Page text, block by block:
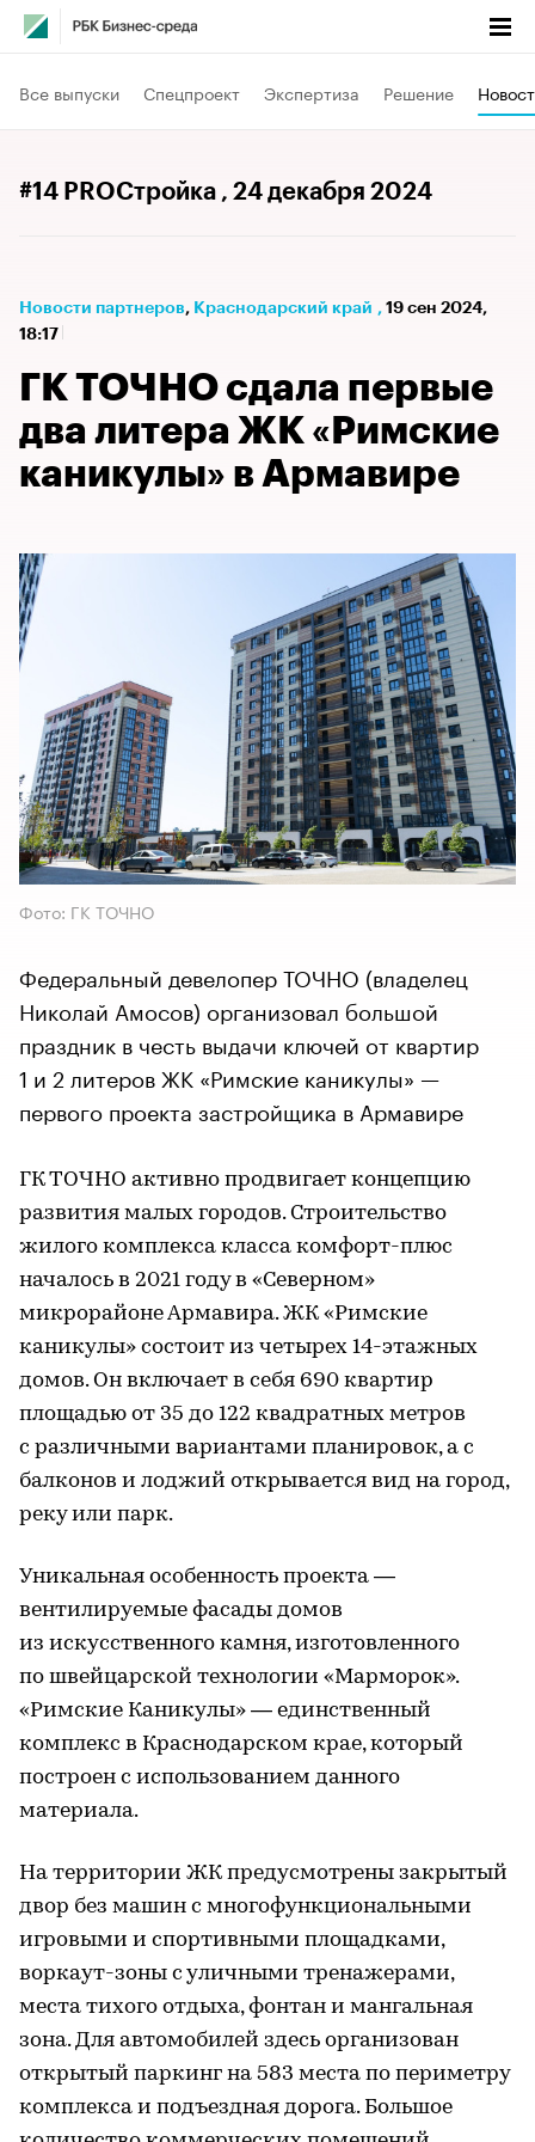
Все выпуски Спецпроект Экспертиза Решение
#14 PROСтройка , 24 декабря 2024
Новости партнеров⁠, Краснодарский край , 19 сен 2024,
18:17
ГК ТОЧНО сдала первые
два литера ЖК «Римские
каникулы» в Армавире
Фото: ГК ТОЧНО
Федеральный девелопер ТОЧНО (владелец
Николай Амосов) организовал большой
праздник в честь выдачи ключей от квартир
1 и 2 литеров ЖК «Римские каникулы» —
первого проекта застройщика в Армавире
ГК ТОЧНО активно продвигает концепцию
развития малых городов. Строительство
жилого комплекса класса комфорт-плюс
началось в 2021 году в «Северном»
микрорайоне Армавира. ЖК «Римские
каникулы» состоит из четырех 14-этажных
домов. Он включает в себя 690 квартир
площадью от 35 до 122 квадратных метров
с различными вариантами планировок, а с
балконов и лоджий открывается вид на город,
реку или парк.
Уникальная особенность проекта —
вентилируемые фасады домов
из искусственного камня, изготовленного
по швейцарской технологии «Марморок».
«Римские Каникулы» — единственный
комплекс в Краснодарском крае, который
построен с использованием данного
материала.
На территории ЖК предусмотрены закрытый
двор без машин с многофункциональными
игровыми и спортивными площадками,
воркаут-зоны с уличными тренажерами,
места тихого отдыха, фонтан и мангальная
зона. Для автомобилей здесь организован
открытый паркинг на 583 места по периметру
комплекса и подъездная дорога. Большое